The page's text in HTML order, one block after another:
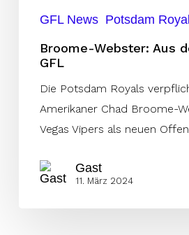
GFL News Potsdam
Broome-Webster: Aus
GFL
Die Potsdam Royals
Amerikaner Chad Broome-
Vegas Vipers als neuen
Gast
11. März 2024